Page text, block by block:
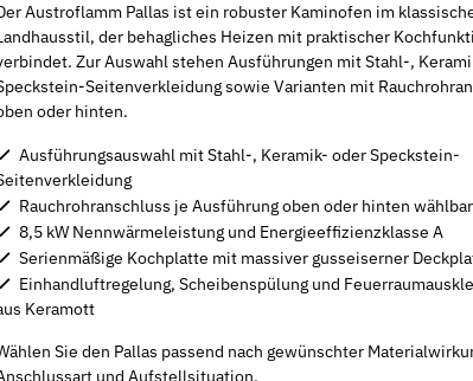
Austroflamm Pallas ist ein robuster Kaminofen im
der behagliches Heizen mit praktischer
Zur Auswahl stehen Ausführungen mit Stahl-,
Seitenverkleidung sowie Varianten mit
oder hinten.
Ausführungsauswahl mit Stahl-, Keramik- oder Speckstein-
Rauchrohranschluss je Ausführung oben oder hinten wählbar
8,5 kW Nennwärmeleistung und Energieeffizienzklasse A
Serienmäßige Kochplatte mit massiver gusseiserner
Einhandluftregelung, Scheibenspülung und
Keramott
Sie den Pallas passend nach gewünschter
und Aufstellsituation.